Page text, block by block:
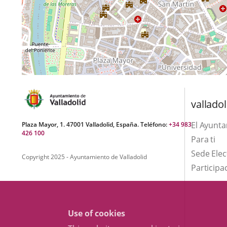
Use of cookies
Plaza Mayor, 1. 47001 Valladolid, España. Teléfono:+34 983
426 100
Copyright 2025 - Ayuntamiento de Valladolid
El
Para ti
Sede